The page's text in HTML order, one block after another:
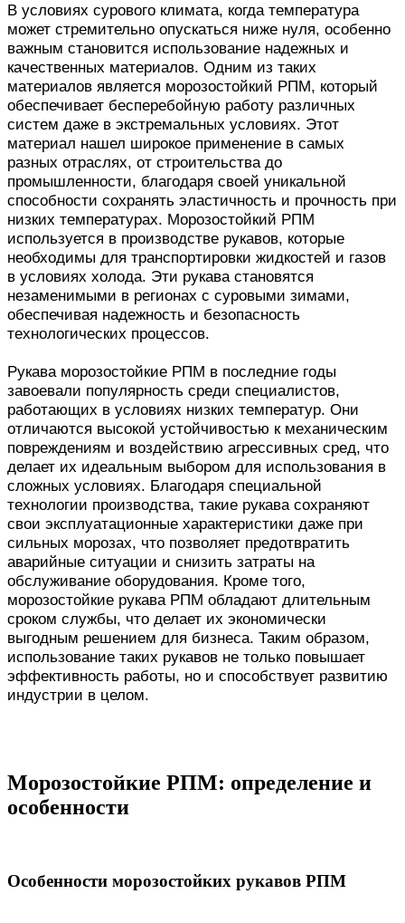
В условиях сурового климата, когда температура
может стремительно опускаться ниже нуля, особенно
важным становится использование надежных и
качественных материалов. Одним из таких
материалов является морозостойкий РПМ, который
обеспечивает бесперебойную работу различных
систем даже в экстремальных условиях. Этот
материал нашел широкое применение в самых
разных отраслях, от строительства до
промышленности, благодаря своей уникальной
способности сохранять эластичность и прочность при
низких температурах. Морозостойкий РПМ
используется в производстве рукавов, которые
необходимы для транспортировки жидкостей и газов
в условиях холода. Эти рукава становятся
незаменимыми в регионах с суровыми зимами,
обеспечивая надежность и безопасность
технологических процессов.
Рукава морозостойкие РПМ в последние годы
завоевали популярность среди специалистов,
работающих в условиях низких температур. Они
отличаются высокой устойчивостью к механическим
повреждениям и воздействию агрессивных сред, что
делает их идеальным выбором для использования в
сложных условиях. Благодаря специальной
технологии производства, такие рукава сохраняют
свои эксплуатационные характеристики даже при
сильных морозах, что позволяет предотвратить
аварийные ситуации и снизить затраты на
обслуживание оборудования. Кроме того,
морозостойкие рукава РПМ обладают длительным
сроком службы, что делает их экономически
выгодным решением для бизнеса. Таким образом,
использование таких рукавов не только повышает
эффективность работы, но и способствует развитию
индустрии в целом.
Морозостойкие РПМ: определение и
особенности
Особенности морозостойких рукавов РПМ